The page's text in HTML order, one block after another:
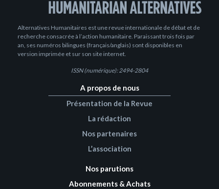
Alternatives Humanitaires est une revue internationale de débat et de
recherche consacrée à l’action humanitaire. Paraissant trois fois par
an, ses numéros bilingues (français/anglais) sont disponibles en
version imprimée et sur son site internet.
ISSN (numérique): 2494-2804
A propos de nous
Présentation de la Revue
La rédaction
Nos partenaires
L’association
Nos parutions
Abonnements & Achats